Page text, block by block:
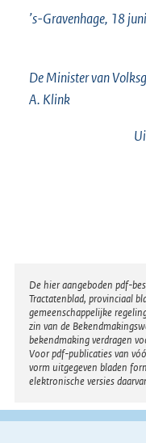
’s-Gravenhage, 18
De Minister van
A. Klink
Disclaimer
De hier aangeboden pdf-
Tractatenblad, provinciaal
gemeenschappelijke
zin van de
bekendmaking verdragen
Voor pdf-publicaties van
vorm uitgegeven bladen
elektronische versies